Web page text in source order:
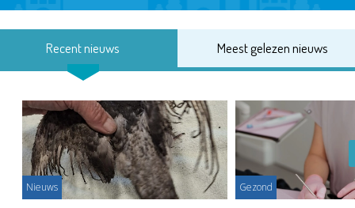
Recent nieuws Meest gelezen nieuws
Nieuws Gezond